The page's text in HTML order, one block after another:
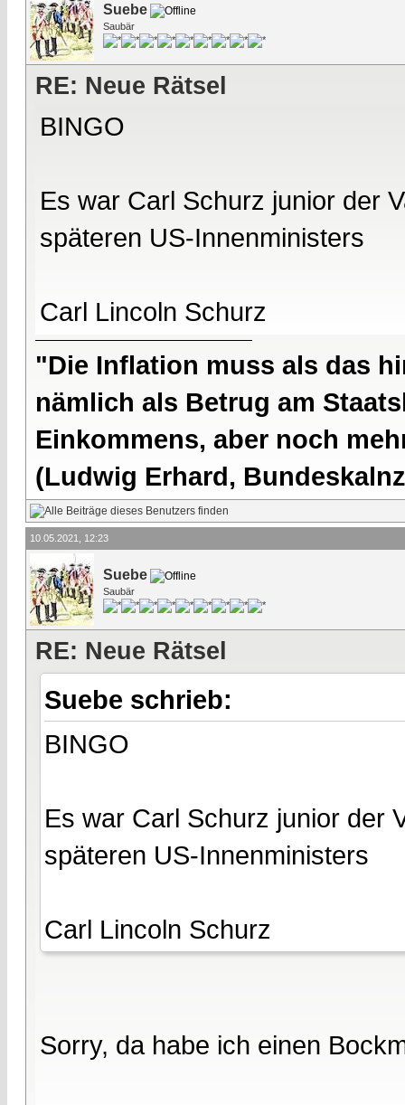
Suebe
Saubär
RE: Neue Rätsel
BINGO
Es war Carl Schurz junior der
späteren US-Innenministers
Carl Lincoln Schurz
"Die Inflation muss als das
nämlich als Betrug am
Einkommens, aber noch
(Ludwig Erhard,
10.05.2021, 12:23
Suebe
Saubär
RE: Neue Rätsel
Suebe schrieb:
BINGO
Es war Carl Schurz junior der
späteren US-Innenministers
Carl Lincoln Schurz
Sorry, da habe ich einen